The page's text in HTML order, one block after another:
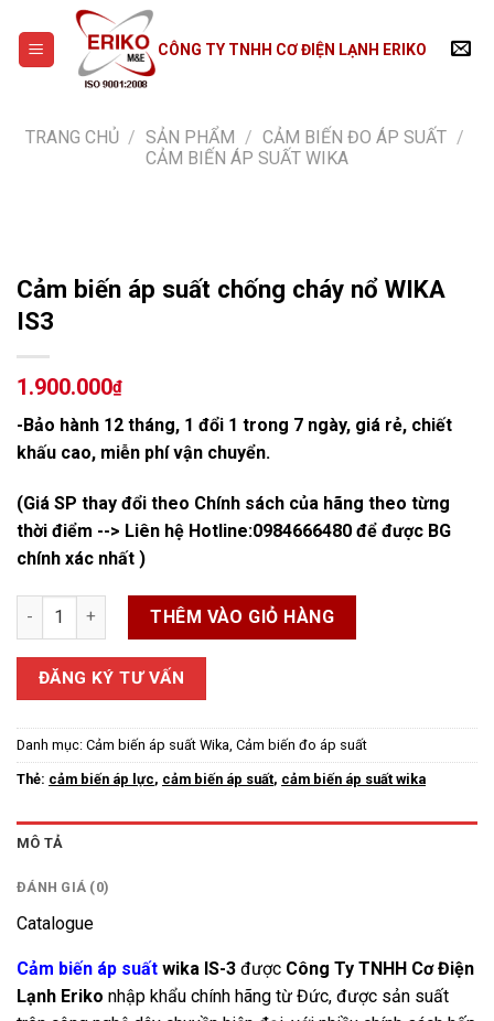
content
CÔNG TY TNHH CƠ ĐIỆN LẠNH ERIKO
TRANG CHỦ / SẢN PHẨM / CẢM BIẾN ĐO ÁP SUẤT /
CẢM BIẾN ÁP SUẤT WIKA
Cảm biến áp suất chống cháy nổ WIKA
IS3
1.900.000₫
-Bảo hành 12 tháng, 1 đổi 1 trong 7 ngày, giá rẻ, chiết
khấu cao, miễn phí vận chuyển.
(Giá SP thay đổi theo Chính sách của hãng theo từng
thời điểm --> Liên hệ Hotline:0984666480 để được BG
chính xác nhất )
Cảm biến áp suất chống cháy nổ WIKA IS3 số lượng
THÊM VÀO GIỎ HÀNG
ĐĂNG KÝ TƯ VẤN
Danh mục: Cảm biến áp suất Wika, Cảm biến đo áp suất
Thẻ: cảm biến áp lực, cảm biến áp suất, cảm biến áp suất wika
MÔ TẢ
ĐÁNH GIÁ (0)
Catalogue
Cảm biến áp suất wika IS-3 được Công Ty TNHH Cơ Điện
Lạnh Eriko nhập khẩu chính hãng từ Đức, được sản suất